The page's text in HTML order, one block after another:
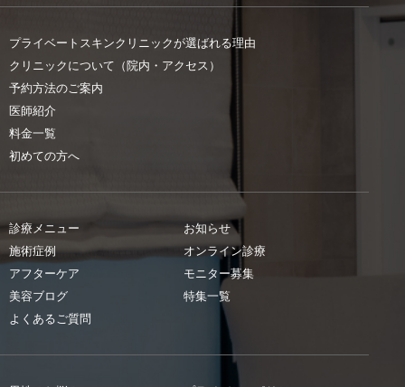
プライベートスキンクリニックが選ばれる理由
クリニックについて（院内・アクセス）
予約方法のご案内
医師紹介
料金一覧
初めての方へ
診療メニュー
施術症例
アフターケア
美容ブログ
よくあるご質問
お知らせ
オンライン診療
モニター募集
特集一覧